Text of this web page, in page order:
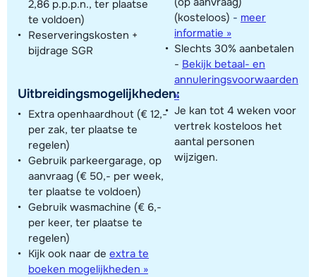
2,86 p.p.p.n., ter plaatse
te voldoen)
Reserveringskosten +
bijdrage SGR
Uitbreidingsmogelijkheden:
Extra openhaardhout (€ 12,-
per zak, ter plaatse te
regelen)
Gebruik parkeergarage, op
aanvraag (€ 50,- per week,
ter plaatse te voldoen)
Gebruik wasmachine (€ 6,-
per keer, ter plaatse te
regelen)
Kijk ook naar de extra te
boeken mogelijkheden »
(kosteloos) - meer
informatie »
Slechts 30% aanbetalen
- Bekijk betaal- en
annuleringsvoorwaarden
»
Je kan tot 4 weken voor
vertrek kosteloos het
aantal personen
wijzigen.